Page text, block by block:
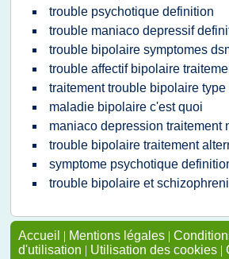
trouble psychotique definition
trouble maniaco depressif
trouble bipolaire symptomes
trouble affectif bipolaire
traitement trouble bipolaire type
maladie bipolaire c'est quoi
maniaco depression traitement
trouble bipolaire traitement
symptome psychotique
trouble bipolaire et
Accueil | Mentions légales |
d'utilisation | Utilisation des cookies |